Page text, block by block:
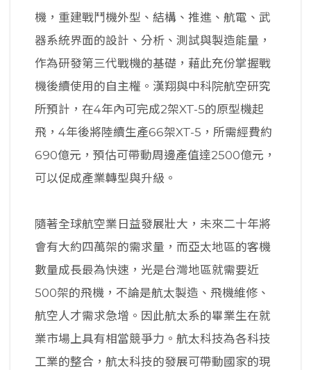
機，重建戰鬥機外型、結構、推進、航電、武
器系統界面的設計、分析、測試與製造能量，
作為研發第三代戰機的基礎，藉此充份掌握戰
機後續使用的自主權。漢翔與中科院航空研究
所預計，在4年內可完成2架XT-5的原型機起
飛，4年後將陸續生產66架XT-5，所需經費約
690億元，預估可帶動周邊產值達2500億元，
可以促成產業轉型與升級。
隨著全球航空業日益發展壯大，未來二十年將
會有大約四萬架的需求量，而亞太地區的客機
數量成長最為快速，光是台灣地區就需要近
500架的飛機，不論是航太製造、飛機維修、
航空人才需求急增。因此航太系的畢業生在就
業市場上具有相當競爭力。航太科技為各科技
工業的整合，航太科技的發展可帶動國家的現